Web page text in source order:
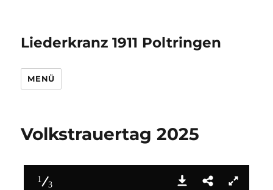
Liederkranz 1911 Poltringen
MENÜ
Volkstrauertag 2025
1
3